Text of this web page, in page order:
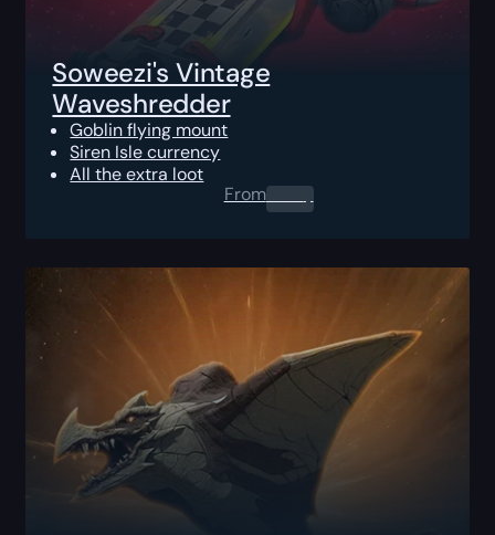
Soweezi's Vintage
Waveshredder
Goblin flying mount
Siren Isle currency
All the extra loot
From0.00 $